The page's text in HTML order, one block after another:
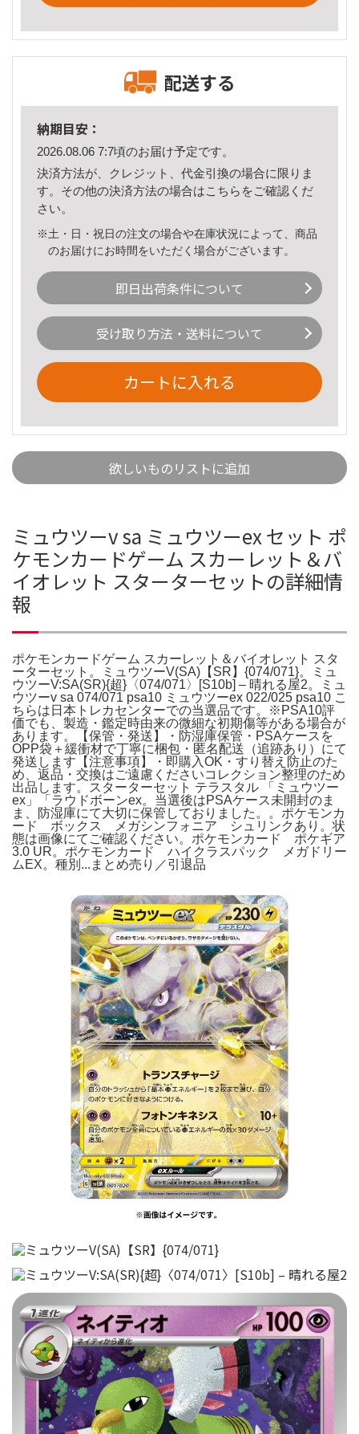
配送する
納期目安：
2026.08.06 7:7頃のお届け予定です。
決済方法が、クレジット、代金引換の場合に限りま
す。その他の決済方法の場合はこちら をご確認くだ
さい。
※土・日・祝日の注文の場合や在庫状況によって、商品
のお届けにお時間をいただく場合がございます。
即日出荷条件について
受け取り方法・送料について
カートに入れる
欲しいものリストに追加
ミュウツーv sa ミュウツーex セット ポ
ケモンカードゲーム スカーレット＆バ
イオレット スターターセットの詳細情
報
ポケモンカードゲーム スカーレット＆バイオレット スタ
ーターセット。ミュウツーV(SA)【SR】{074/071}。ミュ
ウツーV:SA(SR){超}〈074/071〉[S10b] – 晴れる屋2。ミュ
ウツーv sa 074/071 psa10 ミュウツーex 022/025 psa10 こ
ちらは日本トレカセンターでの当選品です。※PSA10評
価でも、製造・鑑定時由来の微細な初期傷等がある場合が
あります。【保管・発送】・防湿庫保管・PSAケースを
OPP袋＋緩衝材で丁寧に梱包・匿名配送（追跡あり）にて
発送します【注意事項】・即購入OK・すり替え防止のた
め、返品・交換はご遠慮くださいコレクション整理のため
出品します。スターターセット テラスタル 「ミュウツー
ex」「ラウドボーンex。当選後はPSAケース未開封のま
ま、防湿庫にて大切に保管しておりました。。ポケモンカ
ード ボックス メガシンフォニア シュリンクあり。状
態は画像にてご確認ください。ポケモンカード ポケギア
3.0 UR。ポケモンカード ハイクラスパック メガドリー
ムEX。種別...まとめ売り／引退品